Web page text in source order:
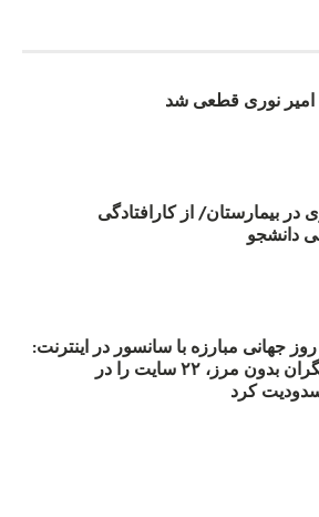
نوری قطعی شد
در بیمارستان/ از کارافتادگی
اسفند) روز جهانی مبارزه با سانسور در اینترنت:
#آزادی هم‌آیند گزارشگران‌ بدون مرز، ۲۲ سایت را در
کرد